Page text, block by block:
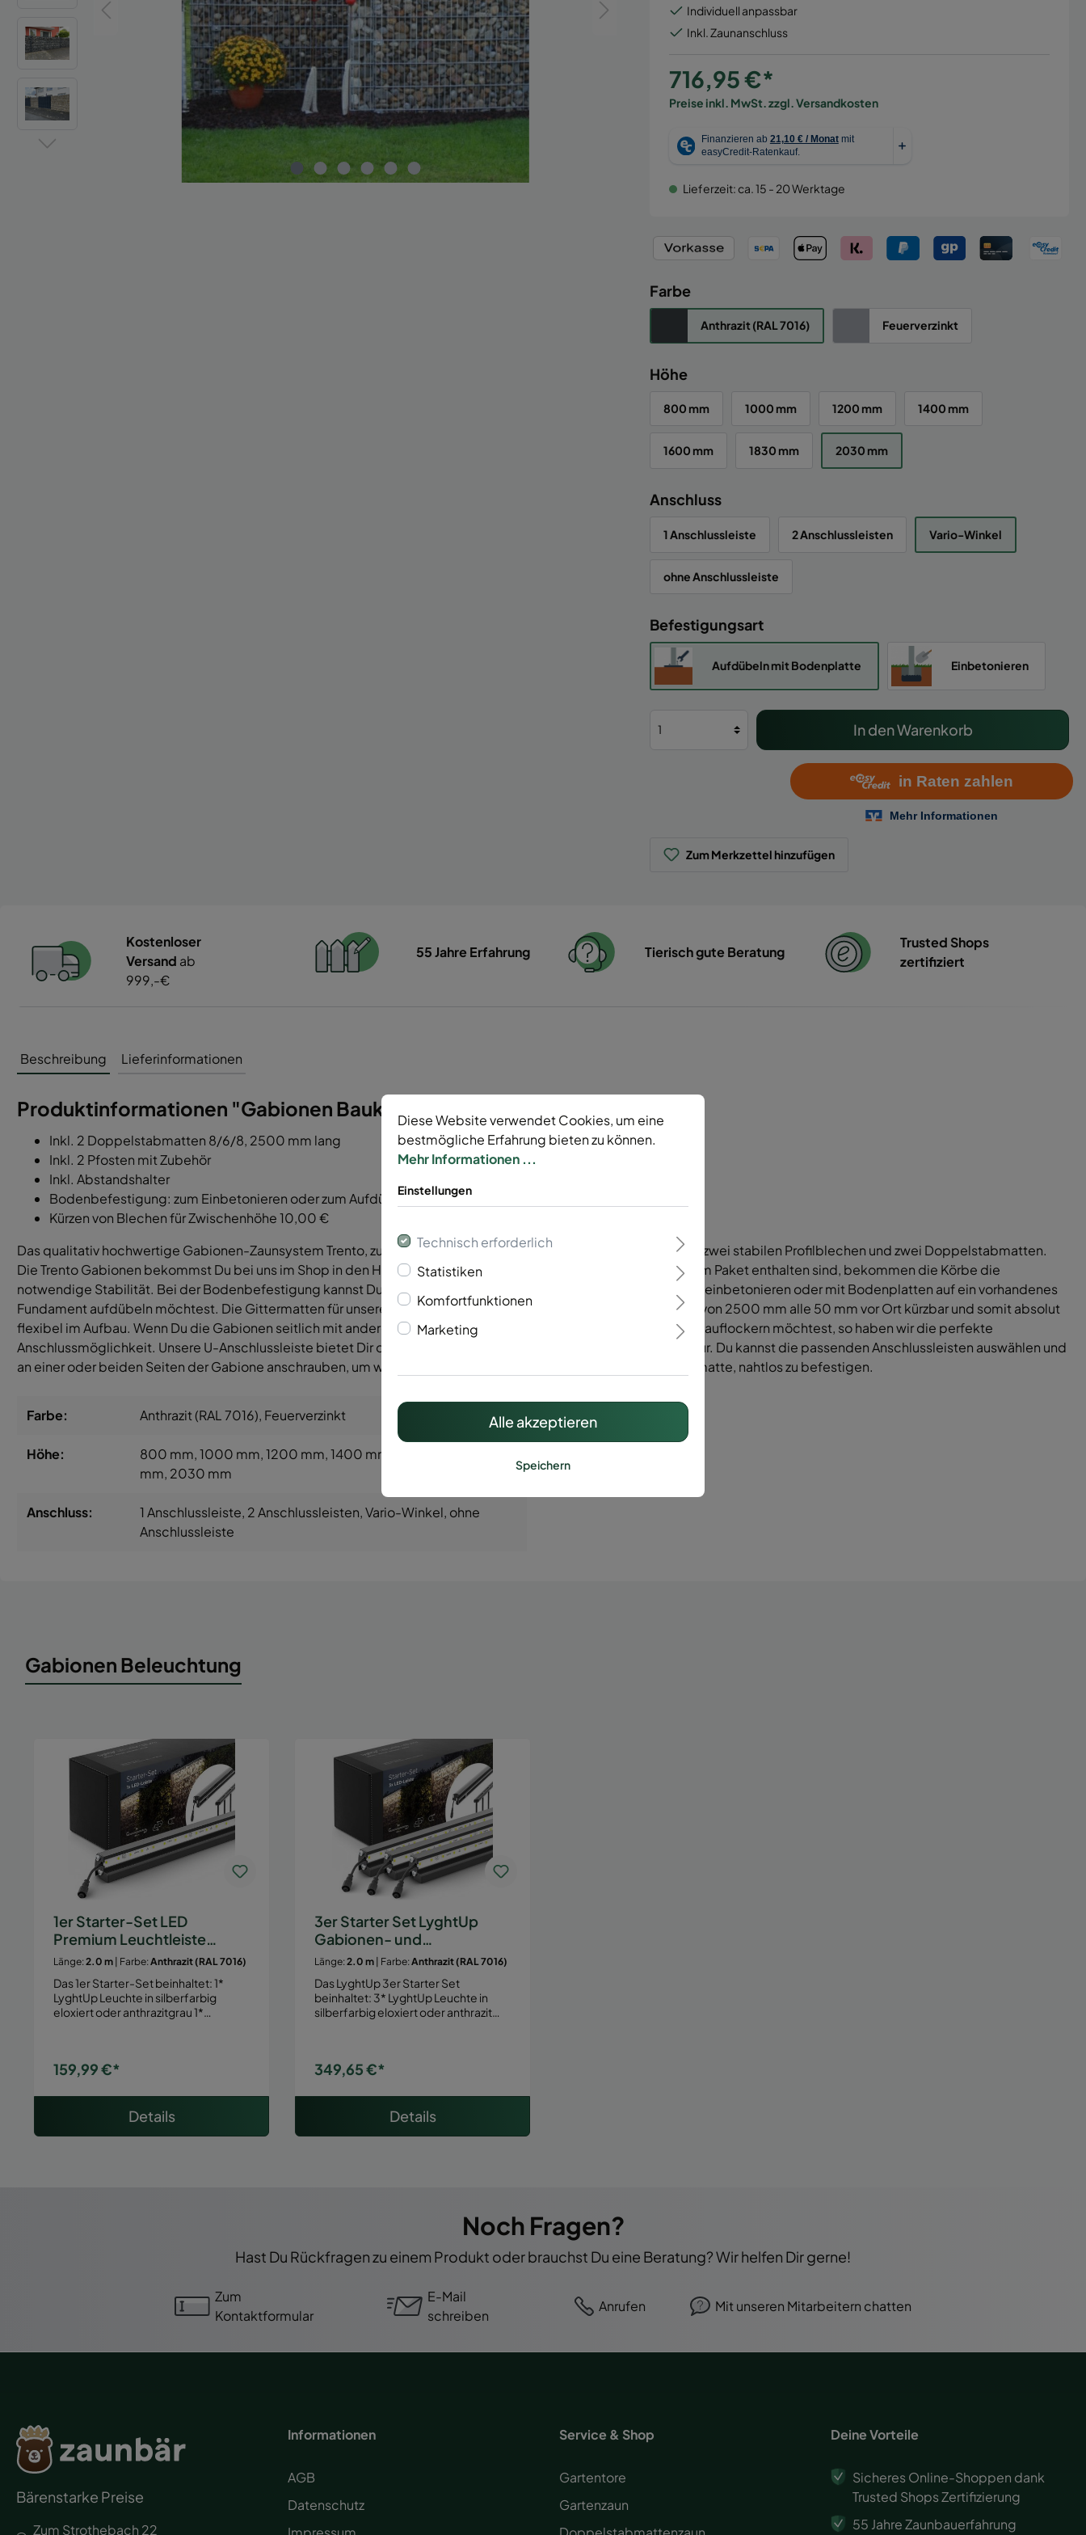
Zaun-Zubehör
Individuell anpassbar
Inkl. Zaunanschluss
716,95 €*
Preise inkl. MwSt. zzgl. Versandkosten
Lieferzeit: ca. 15 - 20 Werktage
Farbe
Anthrazit (RAL 7016) Feuerverzinkt
Höhe
800 mm 1000 mm 1200 mm 1400 mm
1600 mm 1830 mm 2030 mm
Anschluss
1 Anschlussleiste 2 Anschlussleisten Vario-Winkel
ohne Anschlussleiste
Befestigungsart
Aufdübeln mit Bodenplatte Einbetonieren
In den Warenkorb
Zum Merkzettel hinzufügen
Kostenloser
Versand ab
999,-€
55 Jahre Erfahrung Tierisch gute Beratung
Trusted Shops
zertifiziert
Beschreibung Lieferinformationen
Produktinformationen "Gabionen Baukasten Typ Trento 8/6/8"
Inkl. 2 Doppelstabmatten 8/6/8, 2500 mm lang
Inkl. 2 Pfosten mit Zubehör
Inkl. Abstandshalter
Bodenbefestigung: zum Einbetonieren oder zum Aufdübeln
Kürzen von Blechen für Zwischenhöhe 10,00 €
Das qualitativ hochwertige Gabionen-Zaunsystem Trento, zum Einbetonieren oder zum Aufdübeln, besteht aus je zwei stabilen Profilblechen und zwei Doppelstabmatten.
Die Trento Gabionen bekommst Du bei uns im Shop in den Höhen 600-2000 mm. Mit den Abstandshaltern, die im Paket enthalten sind, bekommen die Körbe die
notwendige Stabilität. Bei der Bodenbefestigung kannst Du wählen, ob Du die Gabione mit verlängerten Pfosten einbetonieren oder mit Bodenplatten auf ein vorhandenes
Fundament aufdübeln möchtest. Die Gittermatten für unsere Gabionen Trento 8/6/8 und 6/5/6 sind in der Länge von 2500 mm alle 50 mm vor Ort kürzbar und somit absolut
flexibel im Aufbau. Wenn Du die Gabionen seitlich mit anderen Elementen wie z.B. Gittermatten oder Sichtschutz auflockern möchtest, so haben wir die perfekte
Anschlussmöglichkeit. Unsere U-Anschlussleiste bietet Dir optisch und funktionell die optimale Befestigung dafür. Du kannst die passenden Anschlussleisten auswählen und
an einer oder beiden Seiten der Gabione anschrauben, um weitere Elemente, wie zum Beispiel eine Doppelstabmatte, nahtlos zu befestigen.
Farbe: Anthrazit (RAL 7016), Feuerverzinkt
Höhe: 800 mm, 1000 mm, 1200 mm, 1400 mm
mm, 2030 mm
Anschluss: 1 Anschlussleiste, 2 Anschlussleisten, Vario-Winkel, ohne
Anschlussleiste
Gabionen Beleuchtung
1er Starter-Set LED
Premium Leuchtleiste
Gabione/Zaun
Länge: 2.0 m | Farbe: Anthrazit (RAL 7016)
Das 1er Starter-Set beinhaltet: 1*
LyghtUp Leuchte in silberfarbig
eloxiert oder anthrazitgrau 1*…
159,99 €*
Details
3er Starter Set LyghtUp
Gabionen- und
Zaunbeleuchtung
Länge: 2.0 m | Farbe: Anthrazit (RAL 7016)
Das LyghtUp 3er Starter Set
beinhaltet: 3* LyghtUp Leuchte in
silberfarbig eloxiert oder anthrazit…
349,65 €*
Details
Noch Fragen?
Hast Du Rückfragen zu einem Produkt oder brauchst Du eine Beratung? Wir helfen Dir gerne!
Zum
Kontaktformular
E-Mail
schreiben
Anrufen Mit unseren Mitarbeitern chatten
Bärenstarke Preise
Zum Strothebach 22
Informationen
AGB
Datenschutz
Service & Shop
Gartentore
Gartenzaun
Deine Vorteile
Sicheres Online-Shoppen dank
Trusted Shops Zertifizierung
55 Jahre Zaunbauerfahrung
Diese Website verwendet Cookies, um eine
bestmögliche Erfahrung bieten zu können.
Mehr Informationen ...
Einstellungen
Technisch erforderlich
Statistiken
Komfortfunktionen
Marketing
Alle akzeptieren
Speichern